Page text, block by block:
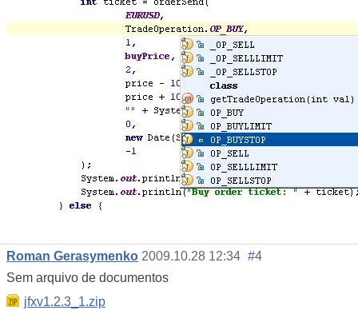
Roman Gerasymenko 2009.10.28 12:34 #4
Sem arquivo de documentos
jfxv1.2.3_1.zip